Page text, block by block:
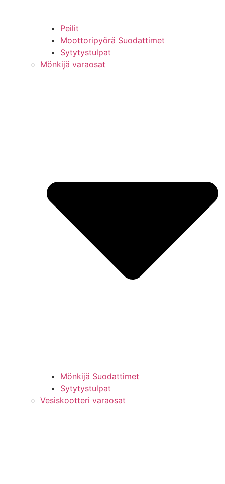
Peilit
Moottoripyörä Suodattimet
Sytytystulpat
Mönkijä varaosat
Mönkijä Suodattimet
Sytytystulpat
Vesiskootteri varaosat